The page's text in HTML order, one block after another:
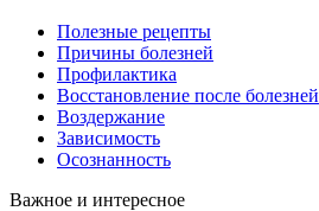
Полезные рецепты
Причины болезней
Профилактика
Восстановление после болезней
Воздержание
Зависимость
Осознанность
Важное и интересное